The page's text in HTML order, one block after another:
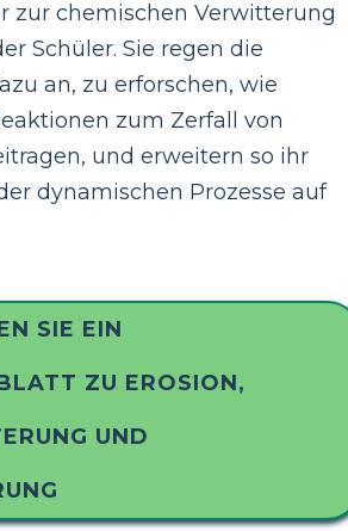
zur chemischen Verwitterung
Schüler. Sie regen die
an, zu erforschen, wie
zum Zerfall von
und erweitern so ihr
dynamischen Prozesse auf
SIE EIN
ZU EROSION,
UND